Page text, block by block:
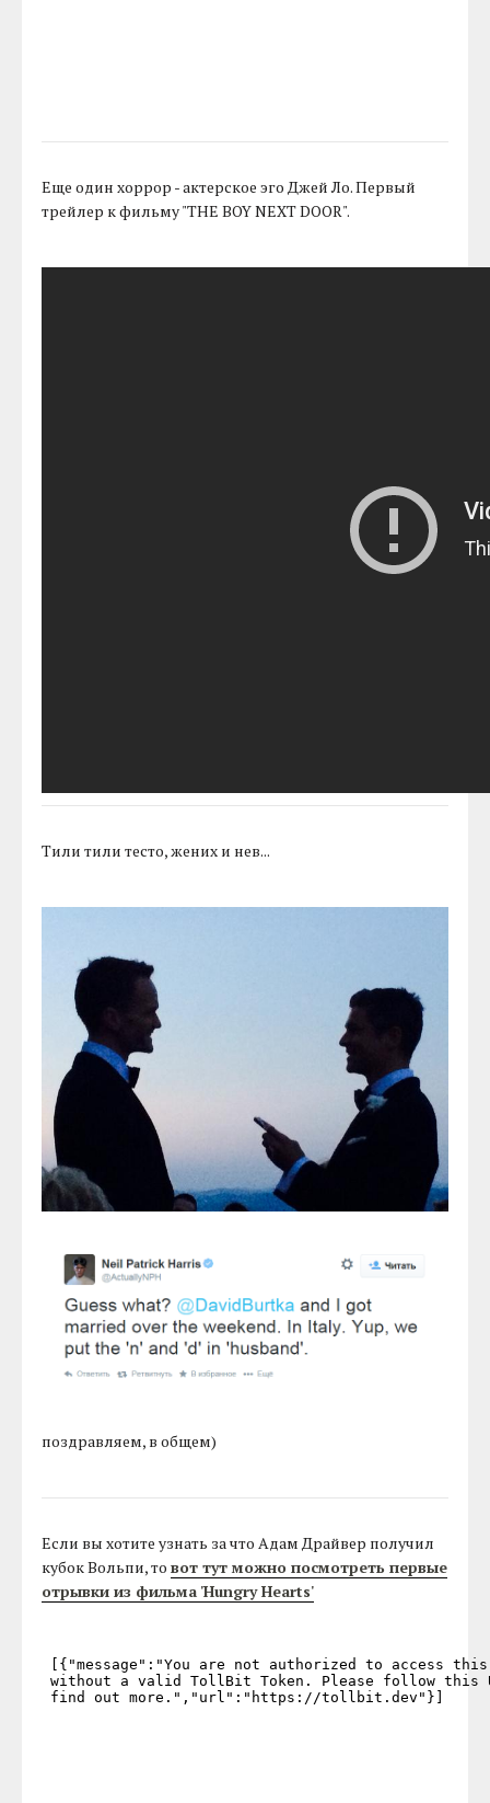
Еще один хоррор - актерское эго Джей Ло. Первый
трейлер к фильму "THE BOY NEXT DOOR".
Тили тили тесто, жених и нев...
поздравляем, в общем)
Если вы хотите узнать за что Адам Драйвер получил
кубок Вольпи, товот тут можно посмотреть первые
отрывки из фильма 'Hungry Hearts'